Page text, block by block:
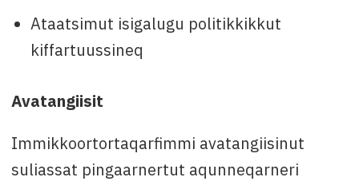
Ataatsimut isigalugu politikkikkut
kiffartuussineq
Avatangiisit
Immikkoortortaqarfimmi avatangiisinut
suliassat pingaarnertut aqunneqarneri